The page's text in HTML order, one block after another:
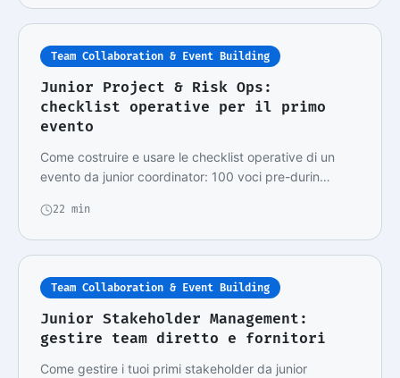
Team Collaboration & Event Building
Junior Project & Risk Ops:
checklist operative per il primo
evento
Come costruire e usare le checklist operative di un
evento da junior coordinator: 100 voci pre-durin…
22 min
Team Collaboration & Event Building
Junior Stakeholder Management:
gestire team diretto e fornitori
Come gestire i tuoi primi stakeholder da junior